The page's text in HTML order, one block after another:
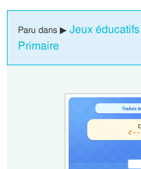
Paru dans ▶ Jeux
Primaire